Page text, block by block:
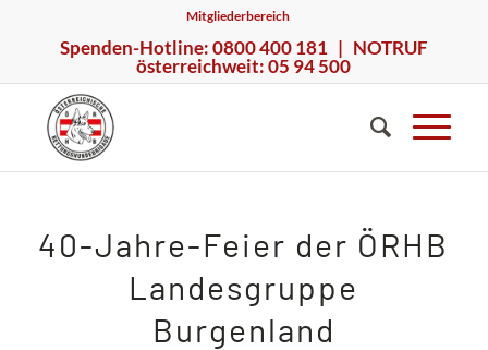
Mitgliederbereich
Spenden-Hotline: 0800 400 181 | NOTRUF
österreichweit: 05 94 500
40-Jahre-Feier der ÖRHB
Landesgruppe
Burgenland